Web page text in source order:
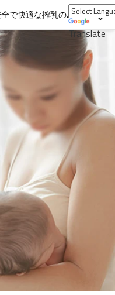
Translate
カスタムシリコン搾乳器 – 安全で快適な搾乳のためのカスタマイズされたソリューション